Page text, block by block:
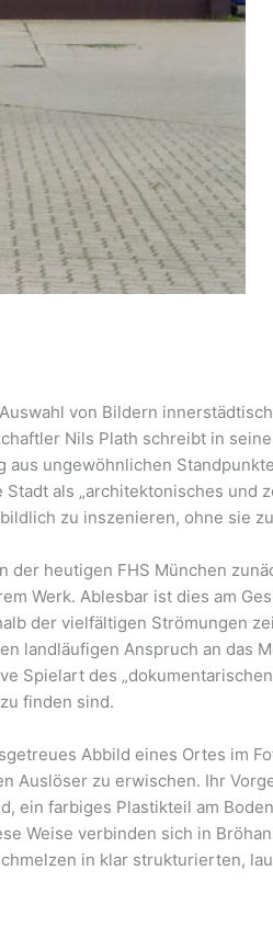
von Bildern
Nils Plath schreibt in
ungewöhnlichen
Stadt als „architektonisches
zu inszenieren, ohne sie
der heutigen FHS München
Werk. Ablesbar ist dies am
der vielfältigen Strömungen
landläufigen Anspruch an das
Spielart des „dokumentarischen
finden sind.
Abbild eines Ortes im
Auslöser zu erwischen. Ihr
ein farbiges Plastikteil am
Weise verbinden sich in
in klar strukturierten,